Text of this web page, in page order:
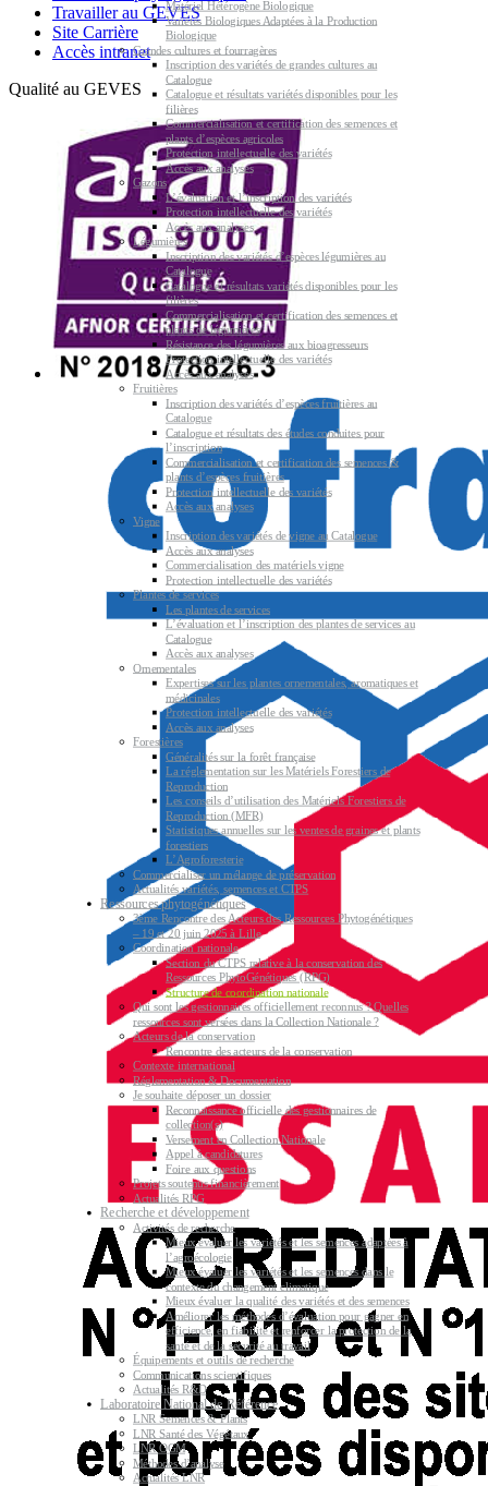
Travailler au GEVES
Site Carrière
Accès intranet
Qualité au GEVES
Matériel Hétérogène Biologique
Variétés Biologiques Adaptées à la Production
Biologique
Grandes cultures et fourragères
Inscription des variétés de grandes cultures au
Catalogue
Catalogue et résultats variétés disponibles pour les
filières
Commercialisation et certification des semences et
plants d’espèces agricoles
Protection intellectuelle des variétés
Accès aux analyses
Gazons
L’évaluation et l’inscription des variétés
Protection intellectuelle des variétés
Accès aux analyses
Légumières
Inscription des variétés d’espèces légumières au
Catalogue
Catalogue et résultats variétés disponibles pour les
filières
Commercialisation et certification des semences et
plants de légumières
Résistance des légumières aux bioagresseurs
Protection intellectuelle des variétés
Accès aux analyses
Fruitières
Inscription des variétés d’espèces fruitières au
Catalogue
Catalogue et résultats des études conduites pour
l’inscription
Commercialisation et certification des semences &
plants d’espèces fruitières
Protection intellectuelle des variétés
Accès aux analyses
Vigne
Inscription des variétés de vigne au Catalogue
Accès aux analyses
Commercialisation des matériels vigne
Protection intellectuelle des variétés
Plantes de services
Les plantes de services
L’évaluation et l’inscription des plantes de services au
Catalogue
Accès aux analyses
Ornementales
Expertises sur les plantes ornementales, aromatiques et
médicinales
Protection intellectuelle des variétés
Accès aux analyses
Forestières
Généralités sur la forêt française
La réglementation sur les Matériels Forestiers de
Reproduction
Les conseils d’utilisation des Matériels Forestiers de
Reproduction (MFR)
Statistiques annuelles sur les ventes de graines et plants
forestiers
L’Agroforesterie
Commercialiser un mélange de préservation
Actualités variétés, semences et CTPS
Ressources phytogénétiques
3ème Rencontre des Acteurs des Ressources Phytogénétiques
– 19 et 20 juin 2025 à Lille
Coordination nationale
Section du CTPS relative à la conservation des
Ressources PhytoGénétiques (RPG)
Structure de coordination nationale
Qui sont les gestionnaires officiellement reconnus ? Quelles
ressources sont versées dans la Collection Nationale ?
Acteurs de la conservation
Rencontre des acteurs de la conservation
Contexte international
Réglementation & Documentation
Je souhaite déposer un dossier
Reconnaissance officielle des gestionnaires de
collection(s)
Versement en Collection Nationale
Appel à candidatures
Foire aux questions
Projets soutenus financièrement
Actualités RPG
Recherche et développement
Activités de recherche
Mieux évaluer les variétés et les semences adaptées à
l’agroécologie
Mieux évaluer les variétés et les semences dans le
contexte du changement climatique
Mieux évaluer la qualité des variétés et des semences
Améliorer les méthodes d’évaluation pour gagner en
efficience, en fiabilité et renforcer la protection de la
santé et de la sécurité au travail
Équipements et outils de recherche
Communications scientifiques
Actualités R&D
Laboratoire National de Référence
LNR Semences & Plants
LNR Santé des Végétaux
LNR OGM
Méthodes d’analyse
Actualités LNR